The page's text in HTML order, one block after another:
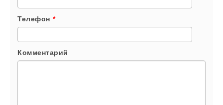
Телефон *
Комментарий